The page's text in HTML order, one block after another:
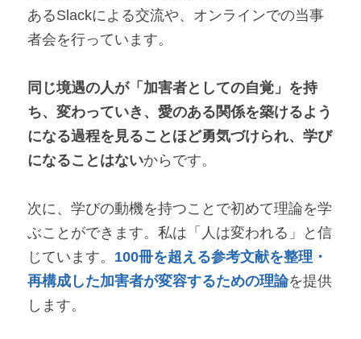
あるSlackによる交流や、オンラインでの当事
者会を行っています。
同じ境遇の人が「加害者としての自覚」を持
ち、変わっていき、愛のある関係を築けるよう
になる過程を見ることほど勇気づけられ、学び
になることはないからです。
次に、学びの動機を持つことで初めて理論を学
ぶことができます。私は「人は変われる」と信
じています。 100冊を超える参考文献を整理・
再構成した加害者が変容するための理論を提供
します。